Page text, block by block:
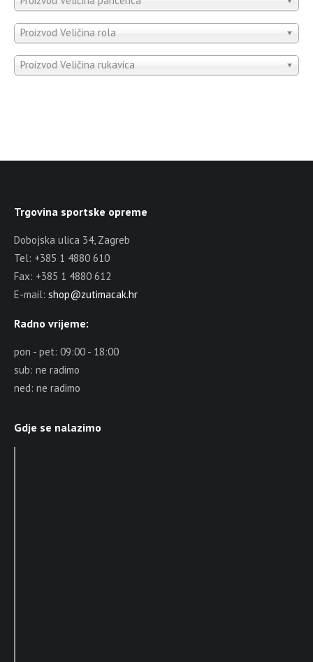
Proizvod Veličina rola
Proizvod Veličina rukavica
Trgovina sportske opreme
Dobojska ulica 34, Zagreb
Tel: +385 1 4880 610
Fax: +385 1 4880 612
E-mail: shop@zutimacak.hr
Radno vrijeme:
pon - pet: 09:00 - 18:00
sub: ne radimo
ned: ne radimo
Gdje se nalazimo